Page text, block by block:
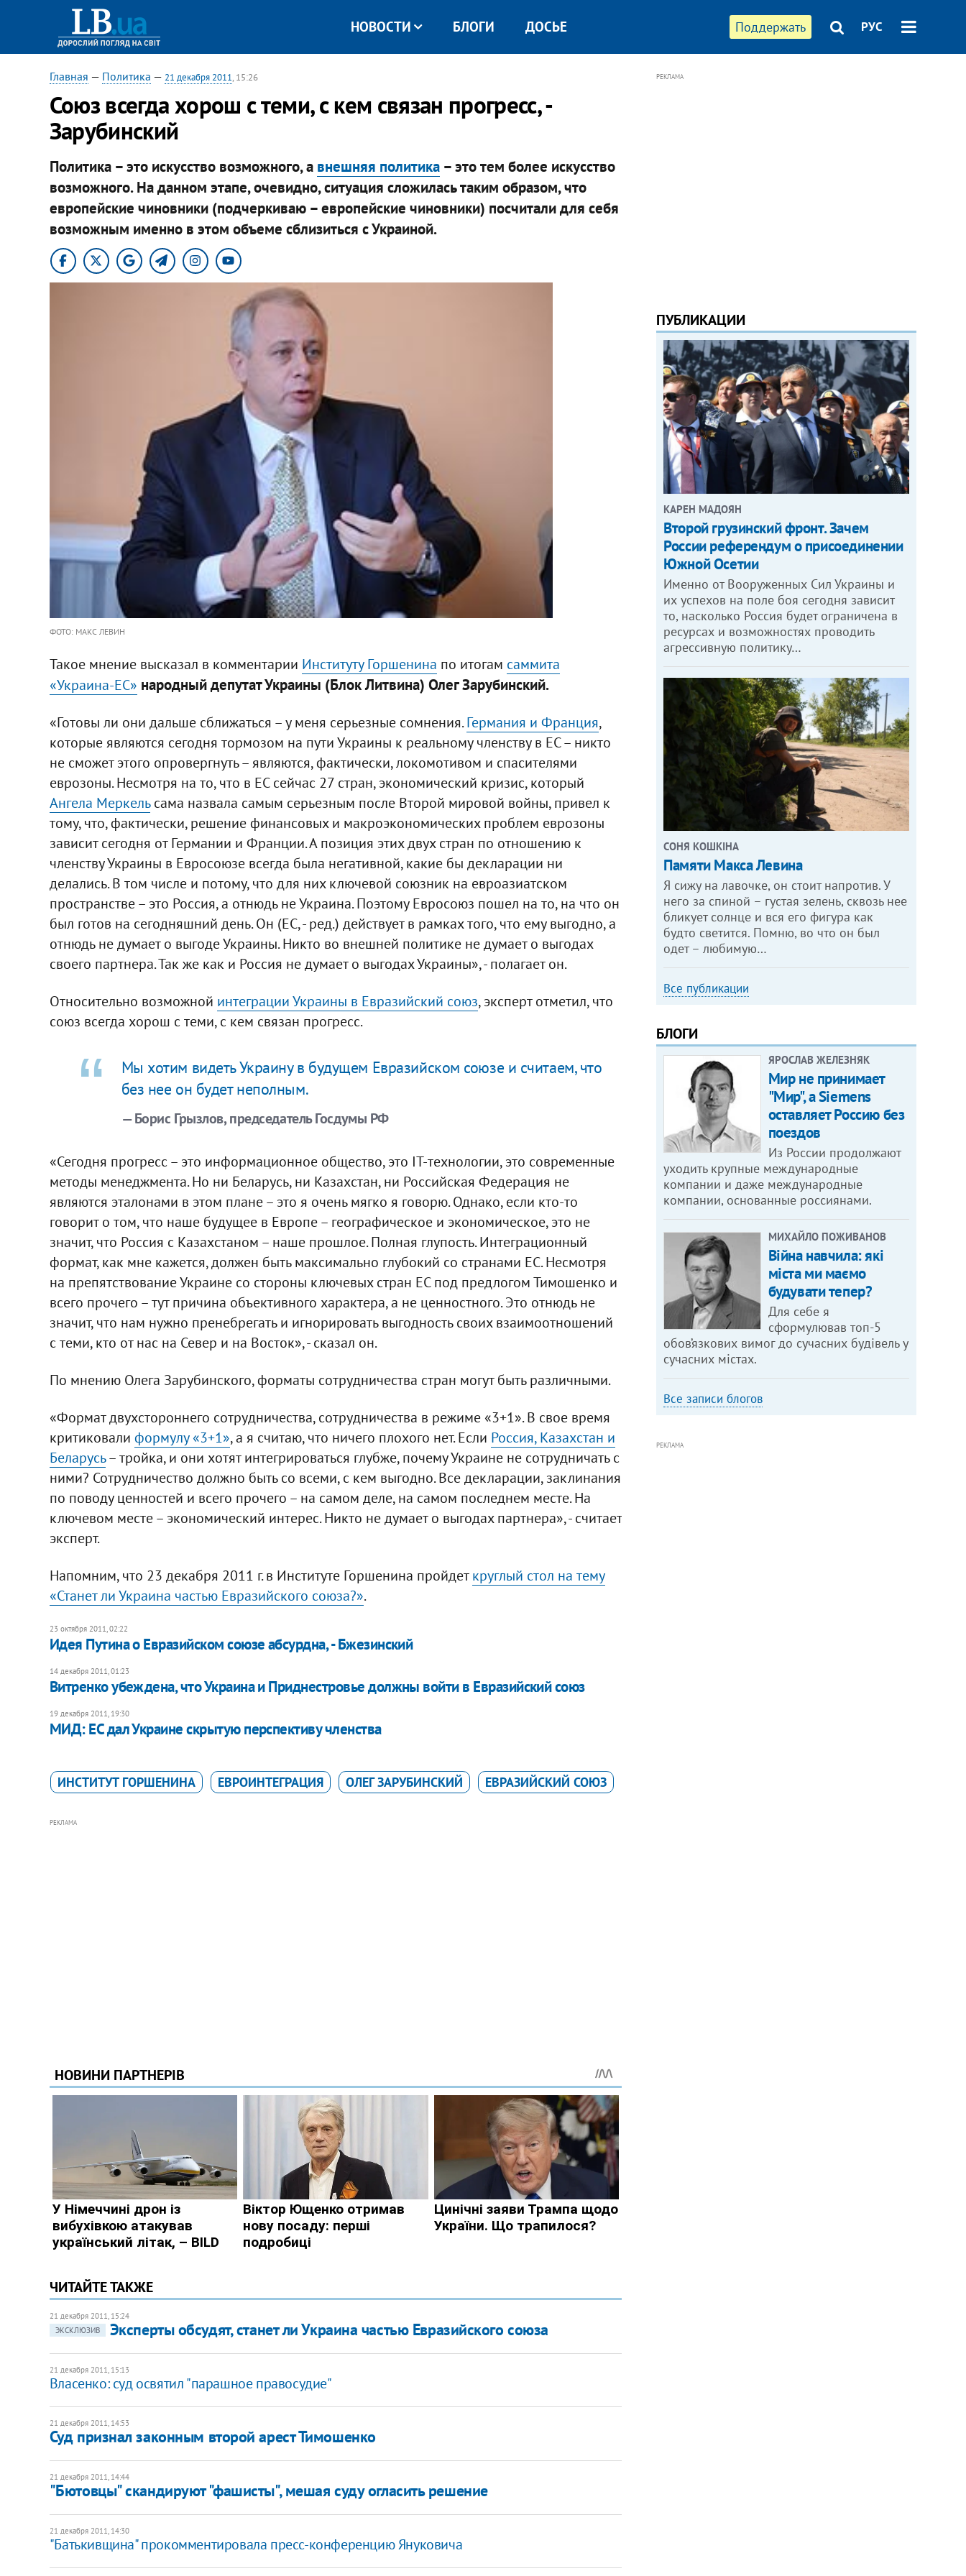
Поддержать РУС
НОВОСТИ БЛОГИ ДОСЬЕ
Главная — Политика — 21 декабря 2011, 15:26
Союз всегда хорош с теми, с кем связан прогресс, -
Зарубинский
Политика – это искусство возможного, а внешняя политика– это тем более искусство
возможного. На данном этапе, очевидно, ситуация сложилась таким образом, что
европейские чиновники (подчеркиваю – европейские чиновники) посчитали для себя
возможным именно в этом объеме сблизиться с Украиной.
ФОТО: МАКС ЛЕВИН
Такое мнение высказал в комментарии Институту Горшенина по итогам саммита
«Украина-ЕС» народный депутат Украины (Блок Литвина) Олег Зарубинский.
«Готовы ли они дальше сближаться – у меня серьезные сомнения.Германия и Франция,
которые являются сегодня тормозом на пути Украины к реальному членству в ЕС – никто
не сможет этого опровергнуть – являются, фактически, локомотивом и спасителями
еврозоны. Несмотря на то, что в ЕС сейчас 27 стран, экономический кризис, который
Ангела Меркельсама назвала самым серьезным после Второй мировой войны, привел к
тому, что, фактически, решение финансовых и макроэкономических проблем еврозоны
зависит сегодня от Германии и Франции. А позиция этих двух стран по отношению к
членству Украины в Евросоюзе всегда была негативной, какие бы декларации ни
делались. В том числе и потому, что для них ключевой союзник на евроазиатском
пространстве – это Россия, а отнюдь не Украина. Поэтому Евросоюз пошел на то, на что он
был готов на сегодняшний день. Он (ЕС, - ред.) действует в рамках того, что ему выгодно, а
отнюдь не думает о выгоде Украины. Никто во внешней политике не думает о выгодах
своего партнера. Так же как и Россия не думает о выгодах Украины», - полагает он.
Относительно возможной интеграции Украины в Евразийский союз, эксперт отметил, что
союз всегда хорош с теми, с кем связан прогресс.
Мы хотим видеть Украину в будущем Евразийском союзе и считаем, что
без нее он будет неполным.
— Борис Грызлов, председатель Госдумы РФ
«Сегодня прогресс – это информационное общество, это IT-технологии, это современные
методы менеджмента. Но ни Беларусь, ни Казахстан, ни Российская Федерация не
являются эталонами в этом плане – это я очень мягко я говорю. Однако, если кто-то
говорит о том, что наше будущее в Европе – географическое и экономическое, это не
значит, что Россия с Казахстаном – наше прошлое. Полная глупость. Интеграционный
формат, как мне кажется, должен быть максимально глубокий со странами ЕС. Несмотря
на препятствование Украине со стороны ключевых стран ЕС под предлогом Тимошенко и
всего прочего – тут причина объективного характера, а не ценностного. Это отнюдь не
значит, что нам нужно пренебрегать и игнорировать выгодность своих взаимоотношений
с теми, кто от нас на Север и на Восток», - сказал он.
По мнению Олега Зарубинского, форматы сотрудничества стран могут быть различными.
«Формат двухстороннего сотрудничества, сотрудничества в режиме «3+1». В свое время
критиковали формулу «3+1», а я считаю, что ничего плохого нет. Если Россия, Казахстан и
Беларусь– тройка, и они хотят интегрироваться глубже, почему Украине не сотрудничать с
ними? Сотрудничество должно быть со всеми, с кем выгодно. Все декларации, заклинания
по поводу ценностей и всего прочего – на самом деле, на самом последнем месте. На
ключевом месте – экономический интерес. Никто не думает о выгодах партнера», - считает
эксперт.
Напомним, что 23 декабря 2011 г. в Институте Горшенина пройдеткруглый стол на тему
«Станет ли Украина частью Евразийского союза?».
23 октября 2011, 02:22
​Идея Путина о Евразийском союзе абсурдна, - Бжезинский
14 декабря 2011, 01:23
​Витренко убеждена, что Украина и Приднестровье должны войти в Евразийский союз
19 декабря 2011, 19:30
МИД: ЕС дал Украине скрытую перспективу членства
ИНСТИТУТ ГОРШЕНИНА ЕВРОИНТЕГРАЦИЯ ОЛЕГ ЗАРУБИНСКИЙ ЕВРАЗИЙСКИЙ СОЮЗ
РЕКЛАМА
ЧИТАЙТЕ ТАКЖЕ
21 декабря 2011, 15:24
ЭКСКЛЮЗИВ
Эксперты обсудят, станет ли Украина частью Евразийского союза
21 декабря 2011, 15:13
Власенко: суд освятил "парашное правосудие"
21 декабря 2011, 14:53
Суд признал законным второй арест Тимошенко
21 декабря 2011, 14:44
"Бютовцы" скандируют "фашисты", мешая суду огласить решение
21 декабря 2011, 14:30
"Батькивщина" прокомментировала пресс-конференцию Януковича
РЕКЛАМА
ПУБЛИКАЦИИ
КАРЕН МАДОЯН
Второй грузинский фронт. Зачем
России референдум о присоединении
Южной Осетии
Именно от Вооруженных Сил Украины и
их успехов на поле боя сегодня зависит
то, насколько Россия будет ограничена в
ресурсах и возможностях проводить
агрессивную политику…
СОНЯ КОШКІНА
Памяти Макса Левина
Я сижу на лавочке, он стоит напротив. У
него за спиной – густая зелень, сквозь нее
бликует солнце и вся его фигура как
будто светится. Помню, во что он был
одет – любимую…
Все публикации
БЛОГИ
ЯРОСЛАВ ЖЕЛЕЗНЯК
Мир не принимает
"Мир", а Siemens
оставляет Россию без
поездов
Из России продолжают
уходить крупные международные
компании и даже международные
компании, основанные россиянами.
МИХАЙЛО ПОЖИВАНОВ
Війна навчила: які
міста ми маємо
будувати тепер?
Для себе я
сформулював топ-5
обов’язкових вимог до сучасних будівель у
сучасних містах.
Все записи блогов
РЕКЛАМА